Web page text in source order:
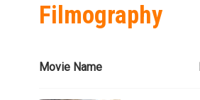
Filmography
Movie Name